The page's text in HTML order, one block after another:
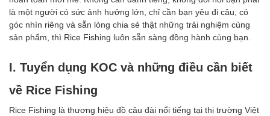
là một người có sức ảnh hưởng lớn, chỉ cần bạn yêu đi câu, có
góc nhìn riêng và sẵn lòng chia sẻ thật những trải nghiệm cùng
sản phẩm, thì Rice Fishing luôn sẵn sàng đồng hành cùng bạn.
I. Tuyển dụng KOC và những điều cần biết
về Rice Fishing
Rice Fishing là thương hiệu đồ câu đài nổi tiếng tại thị trường Việt